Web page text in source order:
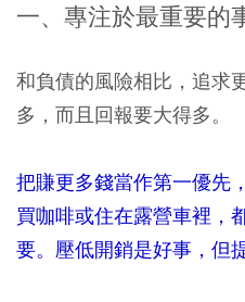
一、專注於最重要的
和負債的風險相比，追求
多，而且回報要大得多。
把賺更多錢當作第一優先
買咖啡或住在露營車裡，
要。壓低開銷是好事，但